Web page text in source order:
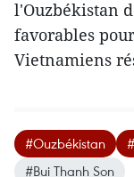
l'Ouzbékistan
favorables
Vietnamiens
#Ouzbékistan
#Bui Thanh Son